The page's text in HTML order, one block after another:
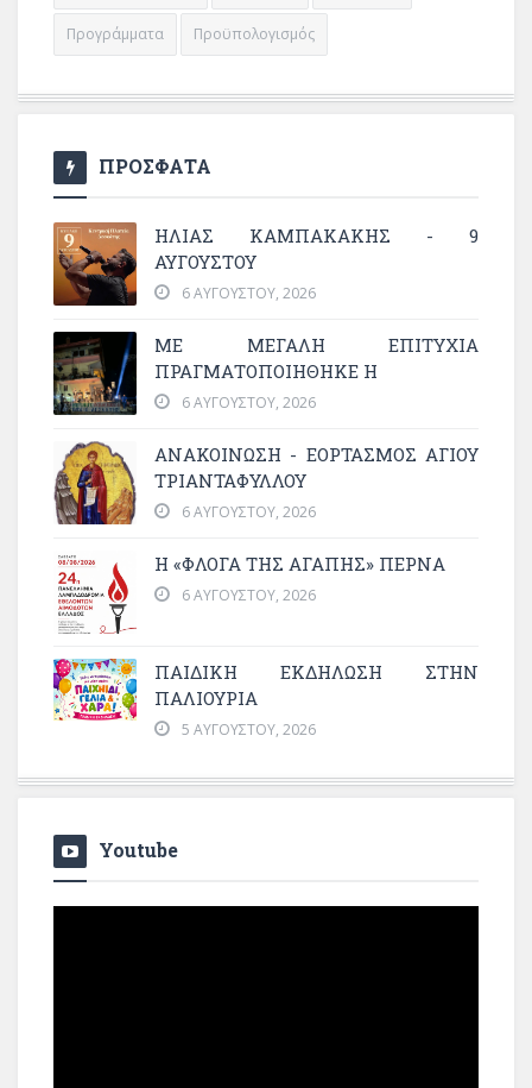
Προγράμματα Προϋπολογισμός
ΠΡΟΣΦΑΤΑ
ΗΛΙΑΣ ΚΑΜΠΑΚΑΚΗΣ - 9
ΑΥΓΟΥΣΤΟΥ
6 ΑΥΓΟΎΣΤΟΥ, 2026
ΜΕ ΜΕΓΆΛΗ ΕΠΙΤΥΧΊΑ
ΠΡΑΓΜΑΤΟΠΟΙΉΘΗΚΕ Η
6 ΑΥΓΟΎΣΤΟΥ, 2026
ΑΝΑΚΟΙΝΩΣΗ - ΕΟΡΤΑΣΜΟΣ ΑΓΙΟΥ
ΤΡΙΑΝΤΑΦΥΛΛΟΥ
6 ΑΥΓΟΎΣΤΟΥ, 2026
Η «ΦΛΌΓΑ ΤΗΣ ΑΓΆΠΗΣ» ΠΕΡΝΆ
6 ΑΥΓΟΎΣΤΟΥ, 2026
ΠΑΙΔΙΚΗ ΕΚΔΗΛΩΣΗ ΣΤΗΝ
ΠΑΛΙΟΥΡΙΑ
5 ΑΥΓΟΎΣΤΟΥ, 2026
Youtube